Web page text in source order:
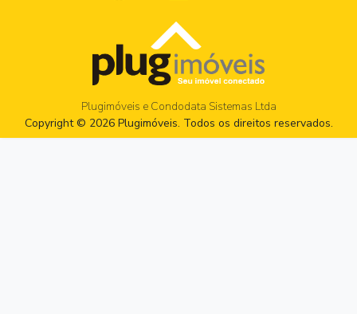
Plugimóveis e Condodata Sistemas Ltda
Copyright © 2026 Plugimóveis. Todos os direitos reservados.